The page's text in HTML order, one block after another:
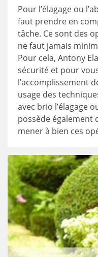
Pour l’élagage ou
faut prendre en
tâche. Ce sont des
ne faut jamais
Pour cela, Antony
sécurité et pour
l’accomplissement
usage des
avec brio l’élagage
possède également
mener à bien ces